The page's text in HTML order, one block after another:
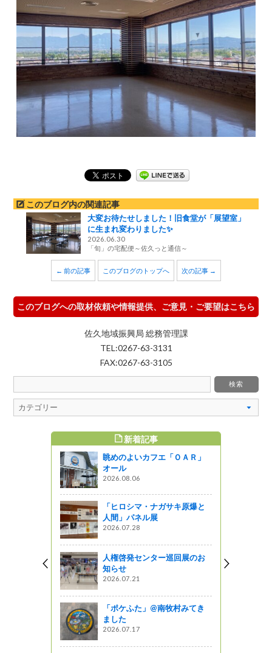
このブログ内の関連記事
大変お待たせしました！旧食堂が「展望室」
に生まれ変わりました✨
2026.06.30
「旬」の宅配便～佐久っと通信～
← 前の記事 このブログのトップへ 次の記事 →
このブログへの取材依頼や情報提供、ご意見・ご要望はこちら
佐久地域振興局 総務管理課
TEL:0267-63-3131
FAX:0267-63-3105
新着記事
眺めのよいカフエ「ＯＡＲ」
オール
2026.08.06
「ヒロシマ・ナガサキ原爆と
人間」パネル展
2026.07.28
人権啓発センター巡回展のお
知らせ
2026.07.21
「ポケふた」@南牧村みてき
ました
2026.07.17